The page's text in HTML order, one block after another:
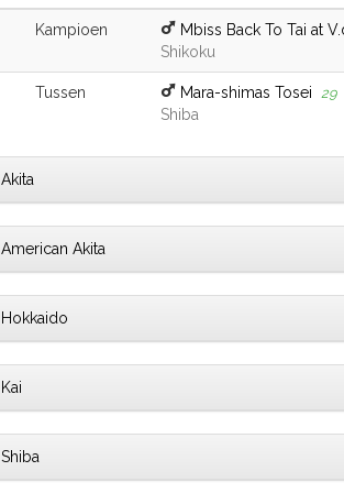
Kampioen Mbiss Back To Tai at
Shikoku
Tussen Mara-shimas Tosei 29
Shiba
Akita
American Akita
Hokkaido
Kai
Shiba